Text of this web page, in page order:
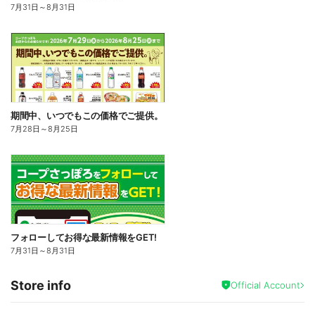
7月31日 ～8月31日
期間中、いつでもこの価格でご提供。
7月28日 ～8月25日
フォローしてお得な最新情報をGET!
7月31日 ～8月31日
Store info Official Account